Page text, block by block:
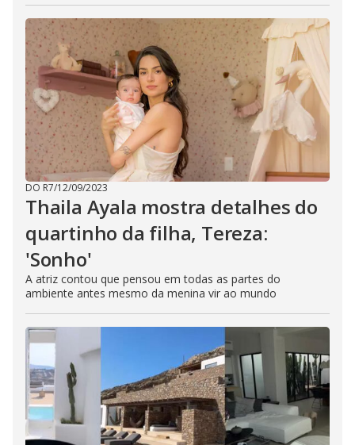
DO R7/12/09/2023
Thaila Ayala mostra detalhes do
quartinho da filha, Tereza:
'Sonho'
A atriz contou que pensou em todas as partes do
ambiente antes mesmo da menina vir ao mundo